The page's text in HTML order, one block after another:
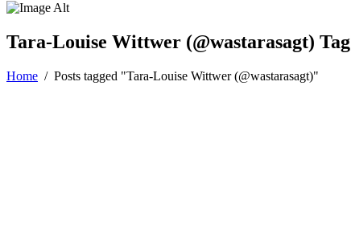
Tara-Louise Wittwer (@wastarasagt) Tag
Home / Posts tagged "Tara-Louise Wittwer (@wastarasagt)"